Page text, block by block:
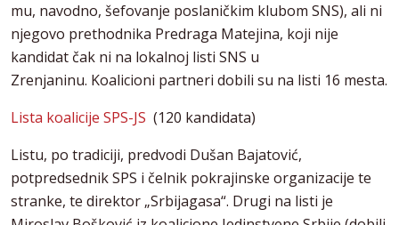
mu, navodno, šefovanje poslaničkim klubom SNS), ali ni
njegovo prethodnika Predraga Matejina, koji nije
kandidat čak ni na lokalnoj listi SNS u
Zrenjaninu. Koalicioni partneri dobili su na listi 16 mesta.
Lista koalicije SPS-JS (120 kandidata)
Listu, po tradiciji, predvodi Dušan Bajatović,
potpredsednik SPS i čelnik pokrajinske organizacije te
stranke, te direktor „Srbijagasa“. Drugi na listi je